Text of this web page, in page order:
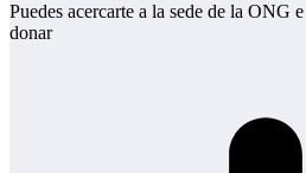
Puedes acercarte a la sede de la ONG
donar